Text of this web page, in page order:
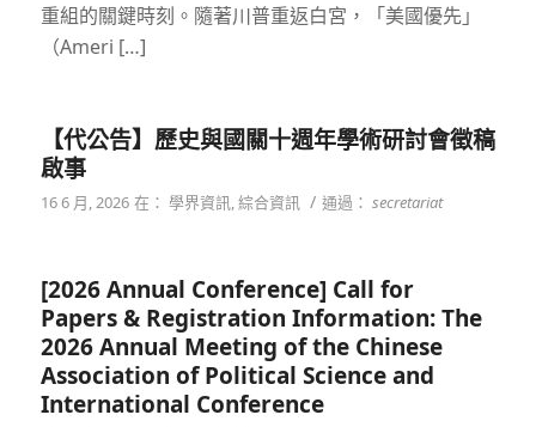
重組的關鍵時刻。隨著川普重返白宮，「美國優先」
（Ameri […]
【代公告】歷史與國關十週年學術研討會徵稿
啟事
16 6 月, 2026 在： 學界資訊,綜合資訊 / 通過： secretariat
[2026 Annual Conference] Call for
Papers & Registration Information: The
2026 Annual Meeting of the Chinese
Association of Political Science and
International Conference